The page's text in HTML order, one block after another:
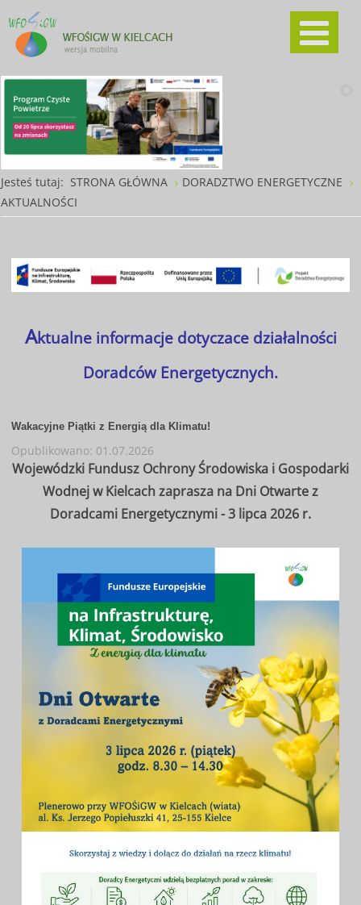
Jesteś tutaj: STRONA GŁÓWNA
DORADZTWO ENERGETYCZNE
AKTUALNOŚCI
Aktualne informacje dotyczace działalności
Doradców Energetycznych.
Wakacyjne Piątki z Energią dla Klimatu!
Opublikowano: 01.07.2026
Wojewódzki Fundusz Ochrony Środowiska i Gospodarki
Wodnej w Kielcach zaprasza na Dni Otwarte z
Doradcami Energetycznymi - 3 lipca 2026 r.